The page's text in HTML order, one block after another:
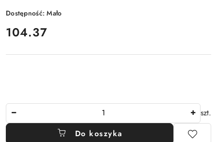
Dostępność:Mało
cena:
104.37
szt.
Do koszyka